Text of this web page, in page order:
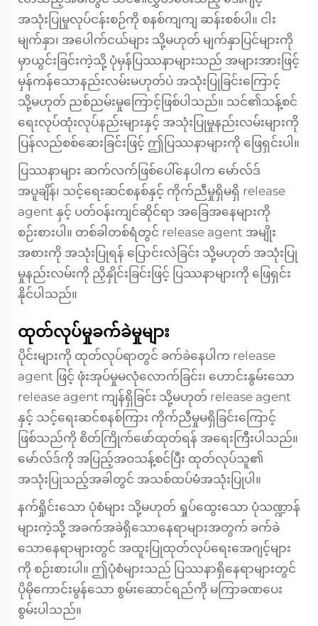
အသုံးပြုမှုလုပ်ငန်းစဉ်ကို စနစ်ကျကျ ဆန်းစစ်ပါ။ ငါး
မျက်နှာ၊ အပေါက်ငယ်များ သို့မဟုတ် မျက်နှာပြင်များကို
မှာယွင်းခြင်းကဲ့သို့ ပုံမှန်ပြဿနာများသည် အများအားဖြင့်
မှန်ကန်သောနည်းလမ်းမဟုတ်ပဲ အသုံးပြုခြင်းကြောင့်
သို့မဟုတ် ညစ်ညမ်းမှုကြောင့်ဖြစ်ပါသည်။ သင်၏သန့်စင်
ရေးလုပ်ထုံးလုပ်နည်းများနှင့် အသုံးပြုမှုနည်းလမ်းများကို
ပြန်လည်စစ်ဆေးခြင်းဖြင့် ဤပြဿနာများကို ဖြေရှင်းပါ။
ပြဿနာများ ဆက်လက်ဖြစ်ပေါ်နေပါက မော်လ်ဒ်
အပူချိန်၊ သင့်ရေးဆင်စနစ်နှင့် ကိုက်ညီမှုရှိမရှိ release
agent နှင့် ပတ်ဝန်းကျင်ဆိုင်ရာ အခြေအနေများကို
စဉ်းစားပါ။ တစ်ခါတစ်ရံတွင် release agent အမျိုး
အစားကို အသုံးပြုရန် ပြောင်းလဲခြင်း သို့မဟုတ် အသုံးပြု
မှုနည်းလမ်းကို ညှိနှိုင်းခြင်းဖြင့် ပြဿနာများကို ဖြေရှင်း
နိုင်ပါသည်။
ထုတ်လုပ်မှုခက်ခဲမှုများ
ပိုင်းများကို ထုတ်လုပ်ရာတွင် ခက်ခဲနေပါက release
agent ဖြင့် ဖုံးအုပ်မှုမလုံလောက်ခြင်း၊ ဟောင်းနွမ်းသော
release agent ကျန်ရှိခြင်း သို့မဟုတ် release agent
နှင့် သင့်ရေးဆင်စနစ်ကြား ကိုက်ညီမှုမရှိခြင်းကြောင့်
ဖြစ်သည်ကို စိတ်ကြိုက်ဖော်ထုတ်ရန် အရေးကြီးပါသည်။
မော်လ်ဒ်ကို အပြည့်အဝသန့်စင်ပြီး ထုတ်လုပ်သူ၏
အသုံးပြုသည့်အခါတွင် အသစ်ထပ်မံအသုံးပြုပါ။
နက်ရှိုင်းသော ပုံစံများ သို့မဟုတ် ရှုပ်ထွေးသော ပုံသဏ္ဍာန်
များကဲ့သို့ အခက်အခဲရှိသောနေရာများအတွက် ခက်ခဲ
သောနေရာများတွင် အထူးပြုထုတ်လုပ်ရေးအေဂျင့်များ
ကို စဉ်းစားပါ။ ဤပုံစံများသည် ပြဿနာရှိနေရာများတွင်
ပိုမိုကောင်းမွန်သော စွမ်းဆောင်ရည်ကို မကြာခဏပေး
စွမ်းပါသည်။